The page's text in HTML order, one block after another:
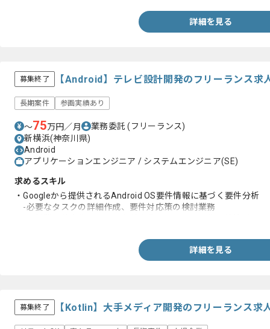
詳細を見る
募集終了 【Android】テレビ設計開発のフリーランス求
長期案件 参画実績あり
〜75万円／月 業務委託(フリーランス)
新横浜(神奈川県)
Android
アプリケーションエンジニア / システムエンジニア(SE)
求めるスキル
・Googleから提供されるAndroid OS要件情報に基づく要件分析
-必要なタスクの詳細作成、要件対応策の検討業務
詳細を見る
募集終了 【Kotlin】大手メディア開発のフリーランス求